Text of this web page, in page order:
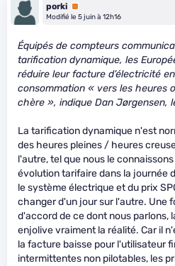
porki Premium
Modifié le 5 juin à 12h16
Équipés de compteurs
tarification dynamique, les
réduire leur facture d’électricité
consommation « vers les heures
chère », indique Dan Jørgensen,
La tarification dynamique n'est
des heures pleines / heures
l'autre, tel que nous le
évolution tarifaire dans la journée
le système électrique et du prix
changer d'un jour sur l'autre. Une
d'accord de ce dont nous parlons,
enjolive vraiment la réalité. Car il
la facture baisse pour l'utilisateur
intermittentes non pilotables, les